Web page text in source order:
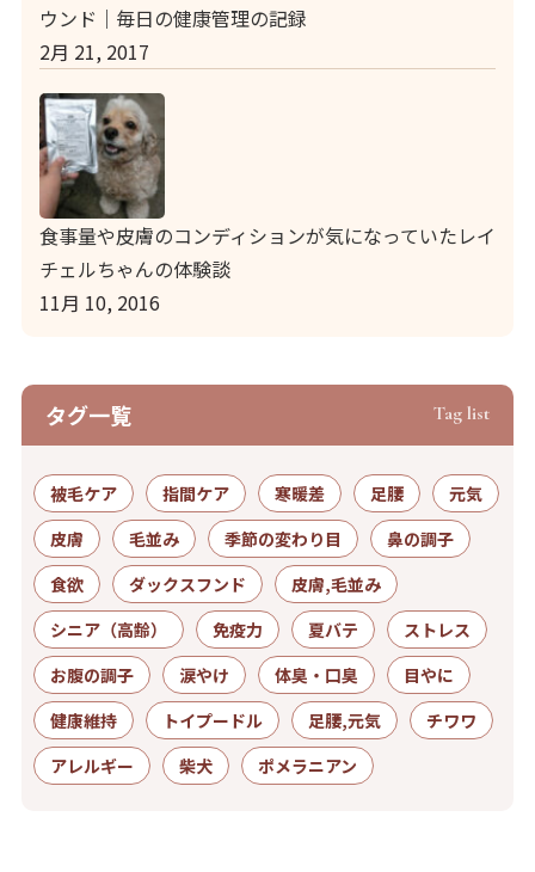
ウンド｜毎日の健康管理の記録
2月 21, 2017
食事量や皮膚のコンディションが気になっていたレイ
チェルちゃんの体験談
11月 10, 2016
タグ⼀覧 Tag list
被毛ケア 指間ケア 寒暖差 足腰
元気
皮膚
毛並み 季節の変わり目
鼻の調子
食欲
ダックスフンド
皮膚,毛並み
シニア（高齢）
免疫力 夏バテ
ストレス
お腹の調子
涙やけ 体臭・口臭
目やに
健康維持
トイプードル 足腰,元気
チワワ
アレルギー
柴犬 ポメラニアン